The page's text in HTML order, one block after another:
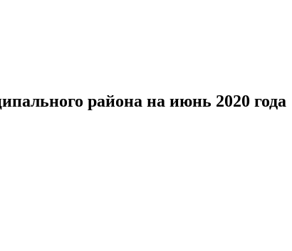
района на июнь 2020 года